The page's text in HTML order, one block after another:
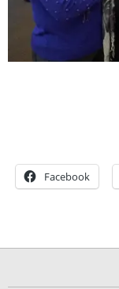
Facebook